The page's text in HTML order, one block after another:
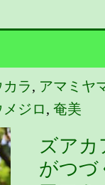
ラ, アマミヤ
ジロ, 奄美
ズアカ
がつづ